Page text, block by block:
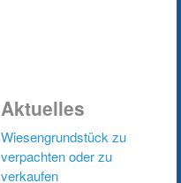
Aktuelles
Wiesengrundstück zu
verpachten oder zu
verkaufen